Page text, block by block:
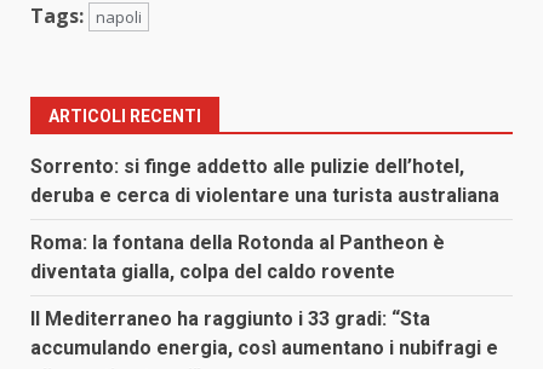
Tags: napoli
ARTICOLI RECENTI
Sorrento: si finge addetto alle pulizie dell’hotel,
deruba e cerca di violentare una turista australiana
Roma: la fontana della Rotonda al Pantheon è
diventata gialla, colpa del caldo rovente
Il Mediterraneo ha raggiunto i 33 gradi: “Sta
accumulando energia, così aumentano i nubifragi e